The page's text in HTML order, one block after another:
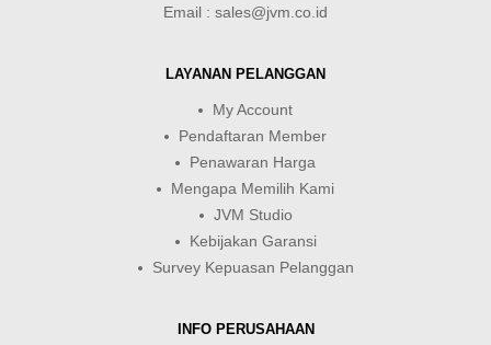
Email : sales@jvm.co.id
LAYANAN PELANGGAN
My Account
Pendaftaran Member
Penawaran Harga
Mengapa Memilih Kami
JVM Studio
Kebijakan Garansi
Survey Kepuasan Pelanggan
INFO PERUSAHAAN